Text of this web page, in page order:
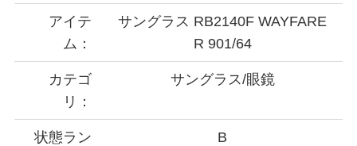
アイテ
ム：
サングラス RB2140F WAYFARE
R 901/64
カテゴ
リ：
サングラス/眼鏡
状態ラン
B